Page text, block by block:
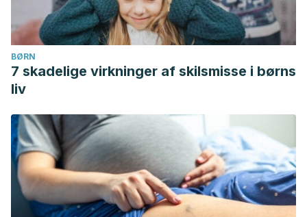
BØRN
7 skadelige virkninger af skilsmisse i børns
liv